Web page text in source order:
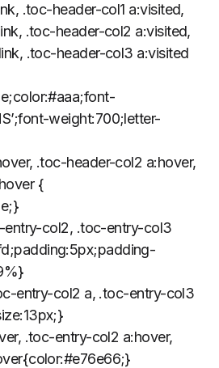
.toc-header-col1 a:visited,
.toc-header-col2 a:visited,
.toc-header-col3 a:visited
weight:700;letter-
.toc-header-col2 a:hover,
{
entry-col2, .toc-entry-col3
entry-col2 a, .toc-entry-col3
.toc-entry-col2 a:hover,